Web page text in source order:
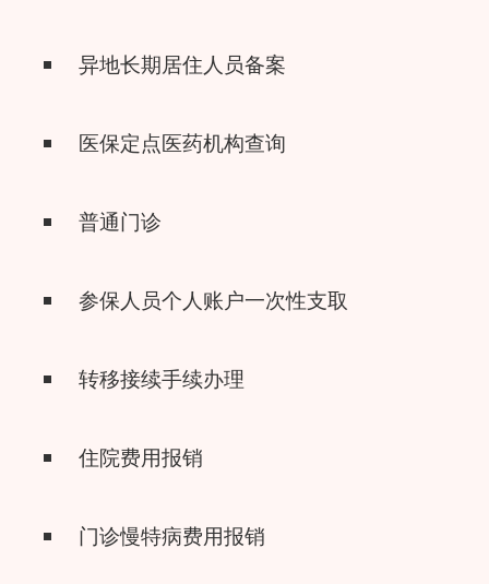
异地长期居住人员备案
医保定点医药机构查询
普通门诊
参保人员个人账户一次性支取
转移接续手续办理
住院费用报销
门诊慢特病费用报销